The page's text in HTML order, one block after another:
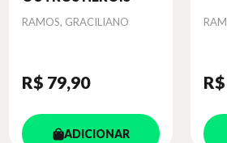
Autor
RAMOS, GRACILIANO
R$ 79,90
ADICIONAR